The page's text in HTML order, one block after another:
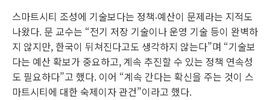
스마트시티 조성에 기술보다는 정책‧예산이 문제라는 지적도
나왔다. 문 교수는 “전기 저장 기술이나 운영 기술 등이 완벽하
지 않지만, 한국이 뒤쳐진다고도 생각하지 않는다”며 “기술보
다는 예산 확보가 중요하고, 계속 추진할 수 있는 정책 연속성
도 필요하다”고 했다. 이어 “계속 간다는 확신을 주는 것이 스
마트시티에 대한 숙제이자 관건”이라고 했다.